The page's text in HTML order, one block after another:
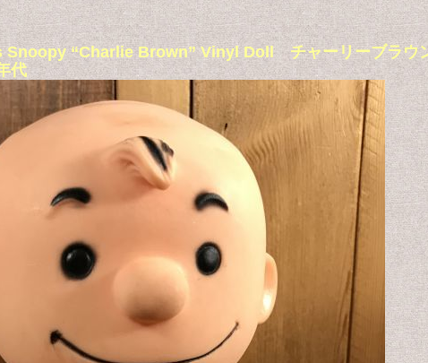
Snoopy “Charlie Brown” Vinyl Doll チャーリーブラ
代